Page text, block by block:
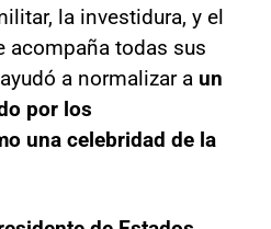
la investidura, y el
acompaña todas sus
a normalizar a un
por los
una celebridad de la